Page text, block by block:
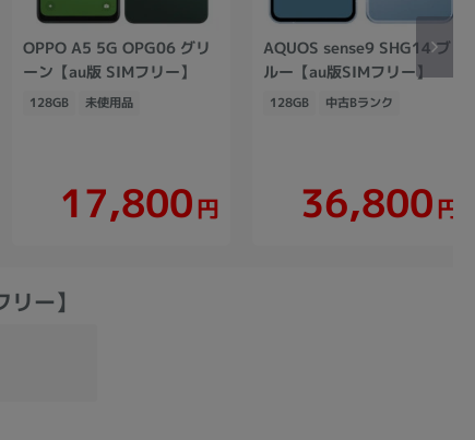
OPPO A5 5G OPG06 グリ
ーン【au版 SIMフリー】
128GB 未使用品
17,800円
AQUOS sense9 SHG14 ブ
ルー【au版SIMフリー】
128GB 中古Bランク
36,800円
ー】